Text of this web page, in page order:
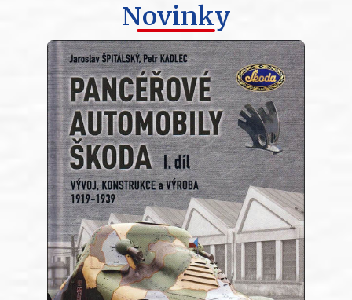
Novinky